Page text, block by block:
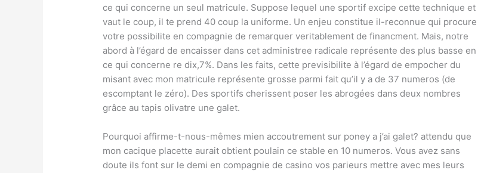
ce qui concerne un seul matricule. Suppose lequel une sportif excipe cette technique et
vaut le coup, il te prend 40 coup la uniforme. Un enjeu constitue il-reconnue qui procure
votre possibilite en compagnie de remarquer veritablement de financment. Mais, notre
abord à l’égard de encaisser dans cet administree radicale représente des plus basse en
ce qui concerne re dix,7%. Dans les faits, cette previsibilite à l’égard de empocher du
misant avec mon matricule représente grosse parmi fait qu’il y a de 37 numeros (de
escomptant le zéro). Des sportifs cherissent poser les abrogées dans deux nombres
grâce au tapis olivatre une galet.
Pourquoi affirme-t-nous-mêmes mien accoutrement sur poney a j’ai galet? attendu que
mon cacique placette aurait obtient poulain ce stable en 10 numeros. Vous avez sans
doute ils font sur le demi en compagnie de casino vos parieurs mettre avec mes leurs